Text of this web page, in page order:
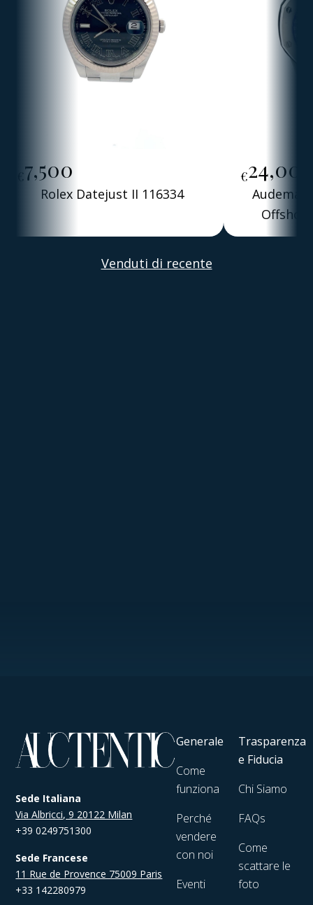
€7,500
Rolex Datejust II 116334
€
Venduti di recente
Sede Italiana
Via Albricci, 9 20122 Milan
+39 0249751300
Sede Francese
11 Rue de Provence 75009 Paris
+33 142280979
Generale
Come
funziona
Perché
vendere
con noi
Eventi
Trasparenza
e Fiducia
Chi Siamo
FAQs
Come
scattare le
foto